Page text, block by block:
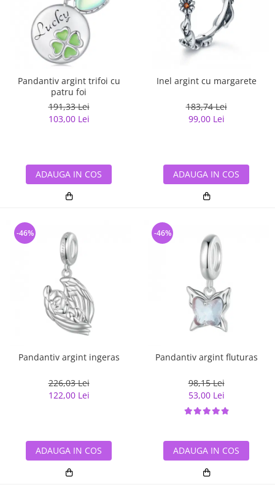
Pandantiv argint trifoi cu
patru foi
191,33 Lei
103,00 Lei
ADAUGA IN COS
Inel argint cu margarete
183,74 Lei
99,00 Lei
ADAUGA IN COS
Pandantiv argint ingeras
226,03 Lei
122,00 Lei
-46%
ADAUGA IN COS
Pandantiv argint fluturas
98,15 Lei
53,00 Lei
-46%
ADAUGA IN COS